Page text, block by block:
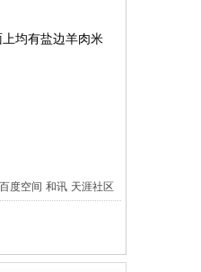
均有盐边羊肉米
百度空间 和讯 天涯社区